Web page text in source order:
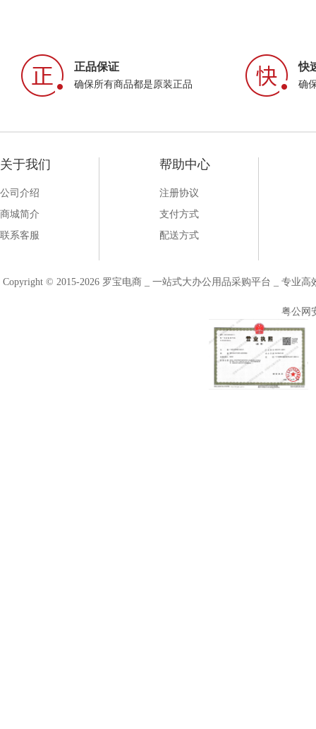
正品保证
确保所有商品都是原装正品
快
确
关于我们
公司介绍
商城简介
联系客服
帮助中心
注册协议
支付方式
配送方式
Copyright © 2015-2026 罗宝电商 _ 一站式大办公用品采购平台 _ 专业
粤公网